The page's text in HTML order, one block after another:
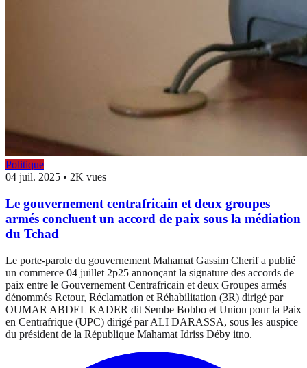
Politique
04 juil. 2025 • 2K vues
Le gouvernement centrafricain et deux groupes
armés concluent un accord de paix sous la médiation
du Tchad
Le porte-parole du gouvernement Mahamat Gassim Cherif a publié
un commerce 04 juillet 2p25 annonçant la signature des accords de
paix entre le Gouvernement Centrafricain et deux Groupes armés
dénommés Retour, Réclamation et Réhabilitation (3R) dirigé par
OUMAR ABDEL KADER dit Sembe Bobbo et Union pour la Paix
en Centrafrique (UPC) dirigé par ALI DARASSA, sous les auspice
du président de la République Mahamat Idriss Déby itno.